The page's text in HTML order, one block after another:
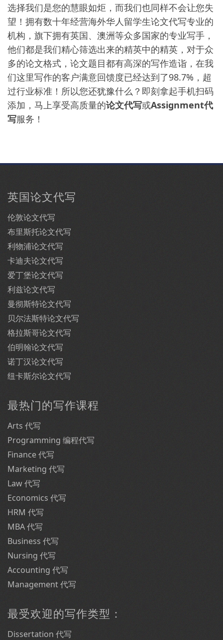
选择我们是您的慧眼如炬，而我们也同样不会让您失
望！拥有数十年经营海外华人留学生论文代写专业的
机构，旗下拥有英国、澳洲等众多国家的专业写手，
他们都是我们精心筛选出来的精英中的精英，对于众
多的论文格式，论文题目都有高深的写作造诣，在我
们这里写作的客户满意回馈度已经达到了98.7%，超
过行业标准！所以您还犹豫什么？即刻拿起手机扫码
添加，马上享受高质量的论文代写或Assignment代
写服务！
英国论文代写
伦敦论文代写
布里斯托论文代写
利物浦论文代写
卡迪夫论文代写
爱丁堡论文代写
利兹论文代写
曼彻斯特论文代写
贝尔法斯特论文代写
格拉斯哥论文代写
伯明翰论文代写
诺丁汉论文代写
纽卡斯尔论文代写
最热门的写作课程
Arts 代写
Programming 编程代写
Finance 代写
Marketing 代写
Law 代写
Economics 代写
HRM 代写
MBA 代写
Business 代写
Nursing 代写
Accounting 代写
Management 代写
最受欢迎的写作类型：
Dissertation 代写